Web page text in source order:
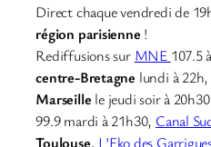
Direct chaque vendredi de
région parisienne !
Rediffusions sur MNE 107.5 à
centre-Bretagne lundi à 22h,
Marseille le jeudi soir à
99.9 mardi à 21h30, Canal
Toulouse, L’Eko des